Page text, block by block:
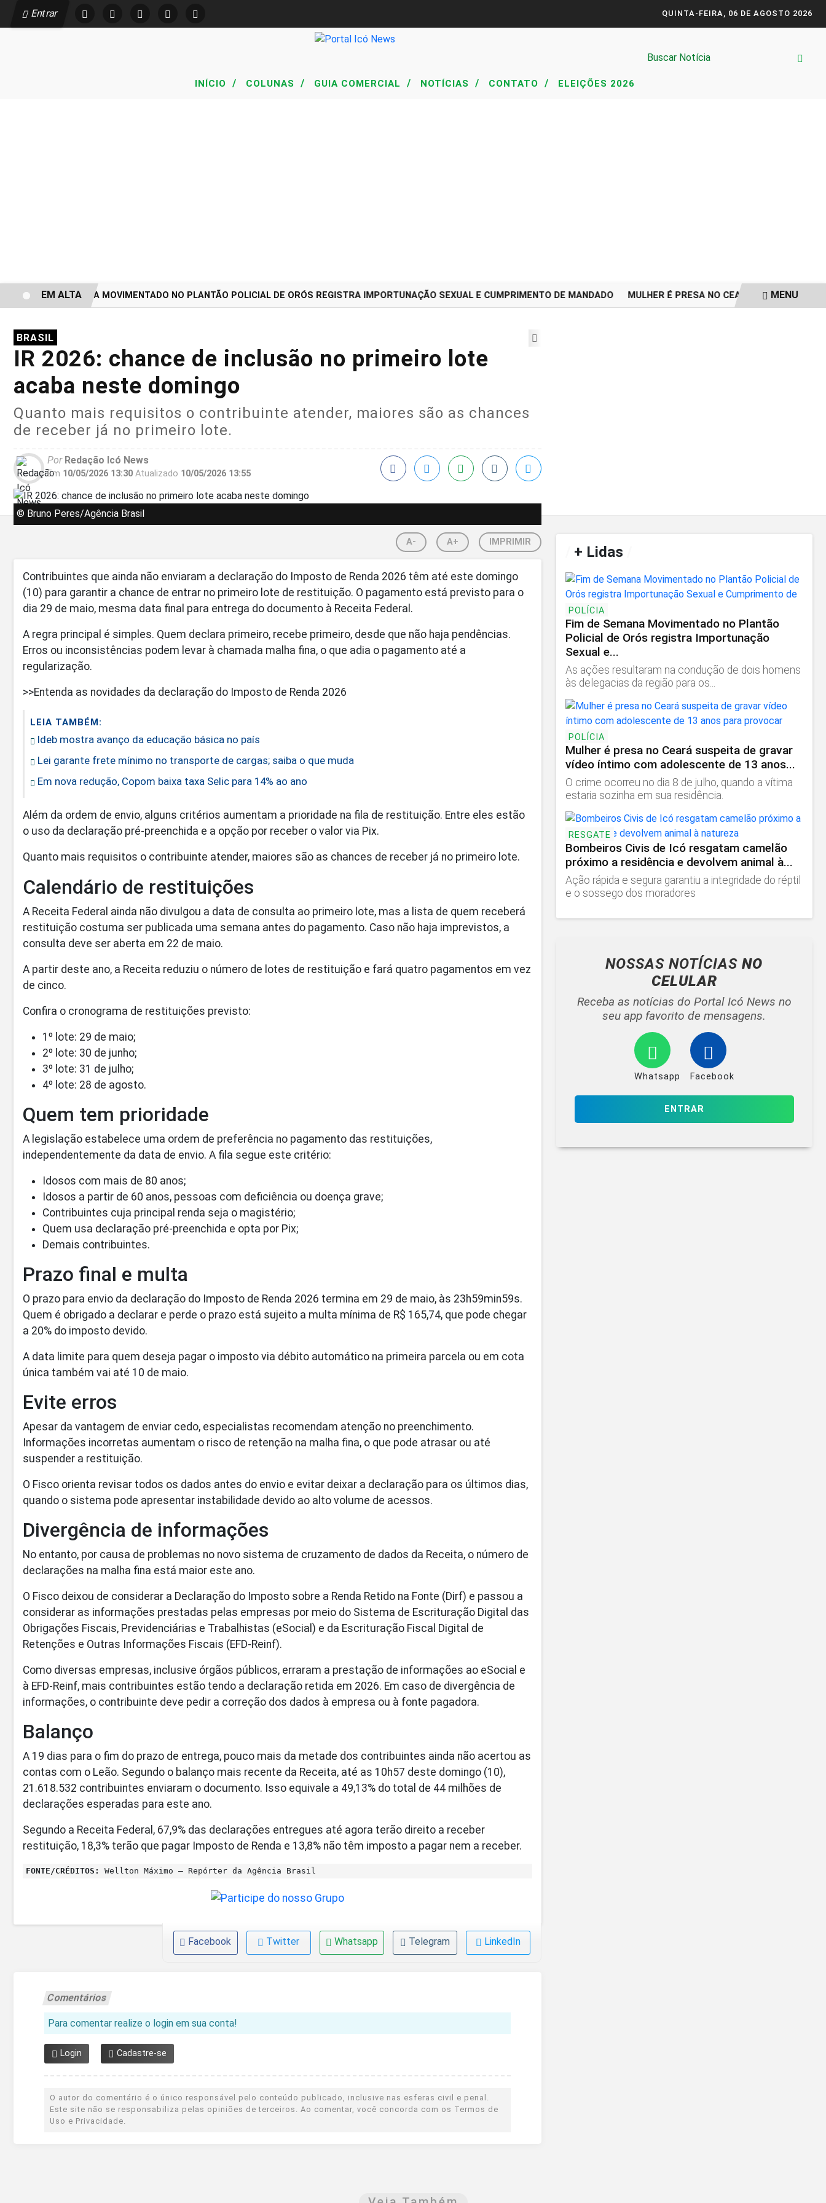
Entrar QUINTA-FEIRA, 06 DE AGOSTO 2026
INÍCIO / COLUNAS / GUIA COMERCIAL / NOTÍCIAS / CONTATO / ELEIÇÕES 2026
FIM DE SEMANA MOVIMENTADO NO PLANTÃO POLICIAL DE ORÓS REGISTRA IMPORTUNAÇÃO SEXUAL E CUMPRIMENTO DE MANDADO MULHER É PRESA NO CEARÁ SUSPEITA DE
EM ALTA MENU
BRASIL
IR 2026: chance de inclusão no primeiro lote
acaba neste domingo
Quanto mais requisitos o contribuinte atender, maiores são as chances
de receber já no primeiro lote.
PorRedação Icó News
Em 10/05/2026 13:30 Atualizado 10/05/2026 13:55
© Bruno Peres/Agência Brasil
A- A+ IMPRIMIR
Contribuintes que ainda não enviaram a declaração do Imposto de Renda 2026 têm até este domingo
(10) para garantir a chance de entrar no primeiro lote de restituição. O pagamento está previsto para o
dia 29 de maio, mesma data final para entrega do documento à Receita Federal.
A regra principal é simples. Quem declara primeiro, recebe primeiro, desde que não haja pendências.
Erros ou inconsistências podem levar à chamada malha fina, o que adia o pagamento até a
regularização.
>>Entenda as novidades da declaração do Imposto de Renda 2026
LEIA TAMBÉM:
Ideb mostra avanço da educação básica no país
Lei garante frete mínimo no transporte de cargas; saiba o que muda
Em nova redução, Copom baixa taxa Selic para 14% ao ano
Além da ordem de envio, alguns critérios aumentam a prioridade na fila de restituição. Entre eles estão
o uso da declaração pré-preenchida e a opção por receber o valor via Pix.
Quanto mais requisitos o contribuinte atender, maiores são as chances de receber já no primeiro lote.
Calendário de restituições
A Receita Federal ainda não divulgou a data de consulta ao primeiro lote, mas a lista de quem receberá
restituição costuma ser publicada uma semana antes do pagamento. Caso não haja imprevistos, a
consulta deve ser aberta em 22 de maio.
A partir deste ano, a Receita reduziu o número de lotes de restituição e fará quatro pagamentos em vez
de cinco.
Confira o cronograma de restituições previsto:
1º lote: 29 de maio;
2º lote: 30 de junho;
3º lote: 31 de julho;
4º lote: 28 de agosto.
Quem tem prioridade
A legislação estabelece uma ordem de preferência no pagamento das restituições,
independentemente da data de envio. A fila segue este critério:
Idosos com mais de 80 anos;
Idosos a partir de 60 anos, pessoas com deficiência ou doença grave;
Contribuintes cuja principal renda seja o magistério;
Quem usa declaração pré-preenchida e opta por Pix;
Demais contribuintes.
Prazo final e multa
O prazo para envio da declaração do Imposto de Renda 2026 termina em 29 de maio, às 23h59min59s.
Quem é obrigado a declarar e perde o prazo está sujeito a multa mínima de R$ 165,74, que pode chegar
a 20% do imposto devido.
A data limite para quem deseja pagar o imposto via débito automático na primeira parcela ou em cota
única também vai até 10 de maio.
Evite erros
Apesar da vantagem de enviar cedo, especialistas recomendam atenção no preenchimento.
Informações incorretas aumentam o risco de retenção na malha fina, o que pode atrasar ou até
suspender a restituição.
O Fisco orienta revisar todos os dados antes do envio e evitar deixar a declaração para os últimos dias,
quando o sistema pode apresentar instabilidade devido ao alto volume de acessos.
Divergência de informações
No entanto, por causa de problemas no novo sistema de cruzamento de dados da Receita, o número de
declarações na malha fina está maior este ano.
O Fisco deixou de considerar a Declaração do Imposto sobre a Renda Retido na Fonte (Dirf) e passou a
considerar as informações prestadas pelas empresas por meio do Sistema de Escrituração Digital das
Obrigações Fiscais, Previdenciárias e Trabalhistas (eSocial) e da Escrituração Fiscal Digital de
Retenções e Outras Informações Fiscais (EFD-Reinf).
Como diversas empresas, inclusive órgãos públicos, erraram a prestação de informações ao eSocial e
à EFD-Reinf, mais contribuintes estão tendo a declaração retida em 2026. Em caso de divergência de
informações, o contribuinte deve pedir a correção dos dados à empresa ou à fonte pagadora.
Balanço
A 19 dias para o fim do prazo de entrega, pouco mais da metade dos contribuintes ainda não acertou as
contas com o Leão. Segundo o balanço mais recente da Receita, até as 10h57 deste domingo (10),
21.618.532 contribuintes enviaram o documento. Isso equivale a 49,13% do total de 44 milhões de
declarações esperadas para este ano.
Segundo a Receita Federal, 67,9% das declarações entregues até agora terão direito a receber
restituição, 18,3% terão que pagar Imposto de Renda e 13,8% não têm imposto a pagar nem a receber.
FONTE/CRÉDITOS: Wellton Máximo – Repórter da Agência Brasil
Facebook Twitter Whatsapp Telegram LinkedIn
Comentários
Para comentar realize o login em sua conta!
Login Cadastre-se
O autor do comentário é o único responsável pelo conteúdo publicado, inclusive nas esferas civil e penal.
Este site não se responsabiliza pelas opiniões de terceiros. Ao comentar, você concorda com os Termos de
Uso e Privacidade.
+ Lidas
POLÍCIA
Fim de Semana Movimentado no Plantão
Policial de Orós registra Importunação
Sexual e...
As ações resultaram na condução de dois homens
às delegacias da região para os...
POLÍCIA
Mulher é presa no Ceará suspeita de gravar
vídeo íntimo com adolescente de 13 anos...
O crime ocorreu no dia 8 de julho, quando a vítima
estaria sozinha em sua residência.
RESGATE
Bombeiros Civis de Icó resgatam camelão
próximo a residência e devolvem animal à...
Ação rápida e segura garantiu a integridade do réptil
e o sossego dos moradores
NOSSAS NOTÍCIASNO
CELULAR
Receba as notícias do Portal Icó News no
seu app favorito de mensagens.
Whatsapp Facebook
ENTRAR